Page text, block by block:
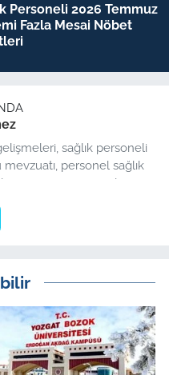
Personeli 2026 Temmuz
Fazla Mesai Nöbet
sağlık personeli
mevzuatı, personel sağlık
üzerine uzmanlaşmış